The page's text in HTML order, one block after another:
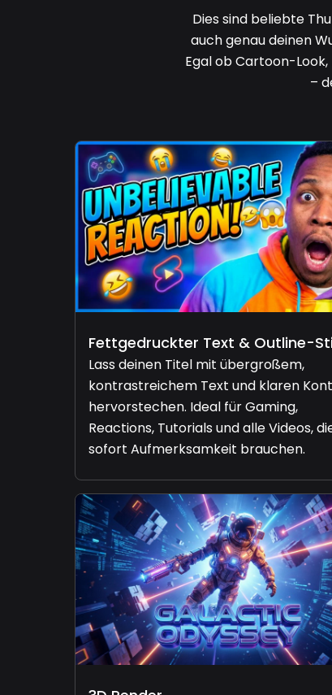
Dies sind beliebte
auch genau deinen
Egal ob Cartoon-
–
Fettgedruckter Text & Outline-
Lass deinen Titel mit übergroßem,
kontrastreichem Text und klaren
hervorstechen. Ideal für Gaming,
Reactions, Tutorials und alle Videos,
sofort Aufmerksamkeit brauchen.